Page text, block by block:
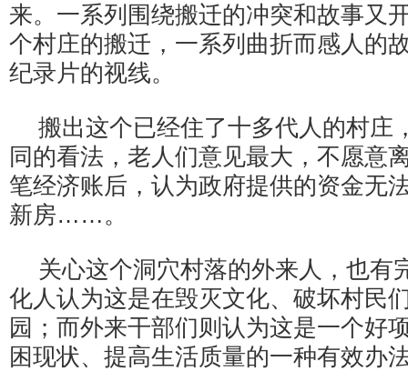
来。一系列围绕搬迁的冲突和故事又
个村庄的搬迁，一系列曲折而感人的
纪录片的视线。
搬出这个已经住了十多代人的村庄
同的看法，老人们意见最大，不愿意
笔经济账后，认为政府提供的资金无
新房……。
关心这个洞穴村落的外来人，也有
化人认为这是在毁灭文化、破坏村民
园；而外来干部们则认为这是一个好
困现状、提高生活质量的一种有效办